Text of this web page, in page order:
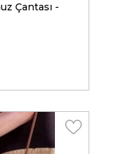
Çantası -